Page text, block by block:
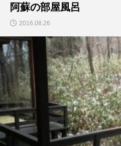
阿蘇の部屋風呂
2016.08.26